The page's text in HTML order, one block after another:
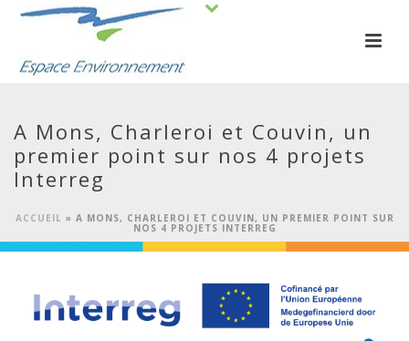
A Mons, Charleroi et Couvin, un
premier point sur nos 4 projets
Interreg
ACCUEIL » A MONS, CHARLEROI ET COUVIN, UN PREMIER POINT SUR
NOS 4 PROJETS INTERREG